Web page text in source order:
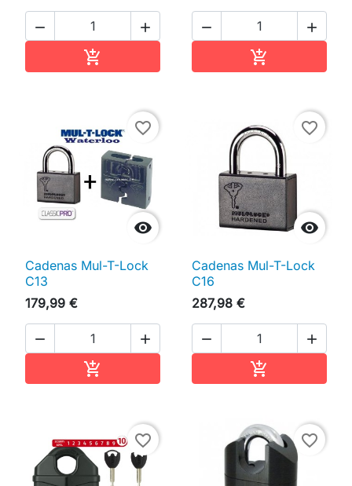
 

 


favorite_border
Cadenas Mul-T-Lock
C13
179,99 €
 


favorite_border
Cadenas Mul-T-Lock
C16
287,98 €
 

favorite_border favorite_border